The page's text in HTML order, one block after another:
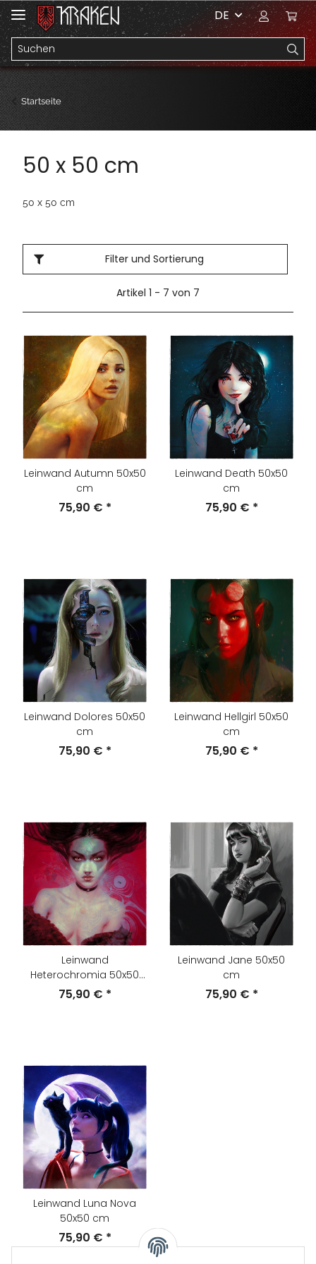
DE
Startseite
50 x 50 cm
50 x 50 cm
Filter und Sortierung
Artikel 1 - 7 von 7
Leinwand Autumn 50x50
cm
75,90 € *
Leinwand Death 50x50
cm
75,90 € *
Leinwand Dolores 50x50
cm
75,90 € *
Leinwand Hellgirl 50x50
cm
75,90 € *
Leinwand
Heterochromia 50x50
cm
75,90 € *
Leinwand Jane 50x50
cm
75,90 € *
Leinwand Luna Nova
50x50 cm
75,90 € *